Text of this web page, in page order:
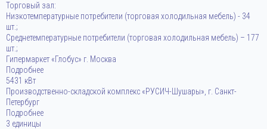
Торговый зал:
Низкотемпературные потребители (торговая холодильная мебель) - 34
шт.;
Среднетемпературные потребители (торговая холодильная мебель) – 177
шт.;
Гипермаркет «Глобус» г. Москва
Подробнее
5431 кВт
Производственно-складской комплекс «РУСИЧ-Шушары», г. Санкт-
Петербург
Подробнее
3 единицы